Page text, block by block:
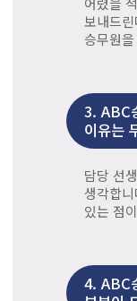
보내드
승무원
3. ABC
이유는
담당 선
생각합
있는 점
4. ABC